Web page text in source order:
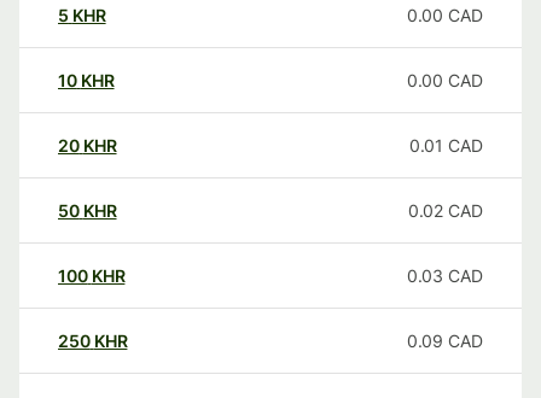
5 KHR 0.00 CAD
10 KHR 0.00 CAD
20 KHR 0.01 CAD
50 KHR 0.02 CAD
100 KHR 0.03 CAD
250 KHR 0.09 CAD